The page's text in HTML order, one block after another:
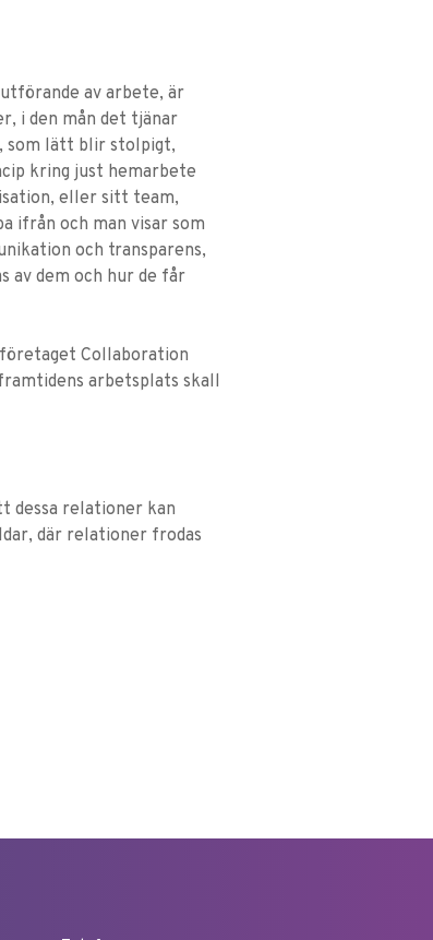
av arbete, är
i den mån det tjänar
som lätt blir stolpigt,
kring just hemarbete
eller sitt team,
ifrån och man visar som
och transparens,
av dem och hur de får
Collaboration
arbetsplats skall
dessa relationer kan
där relationer frodas